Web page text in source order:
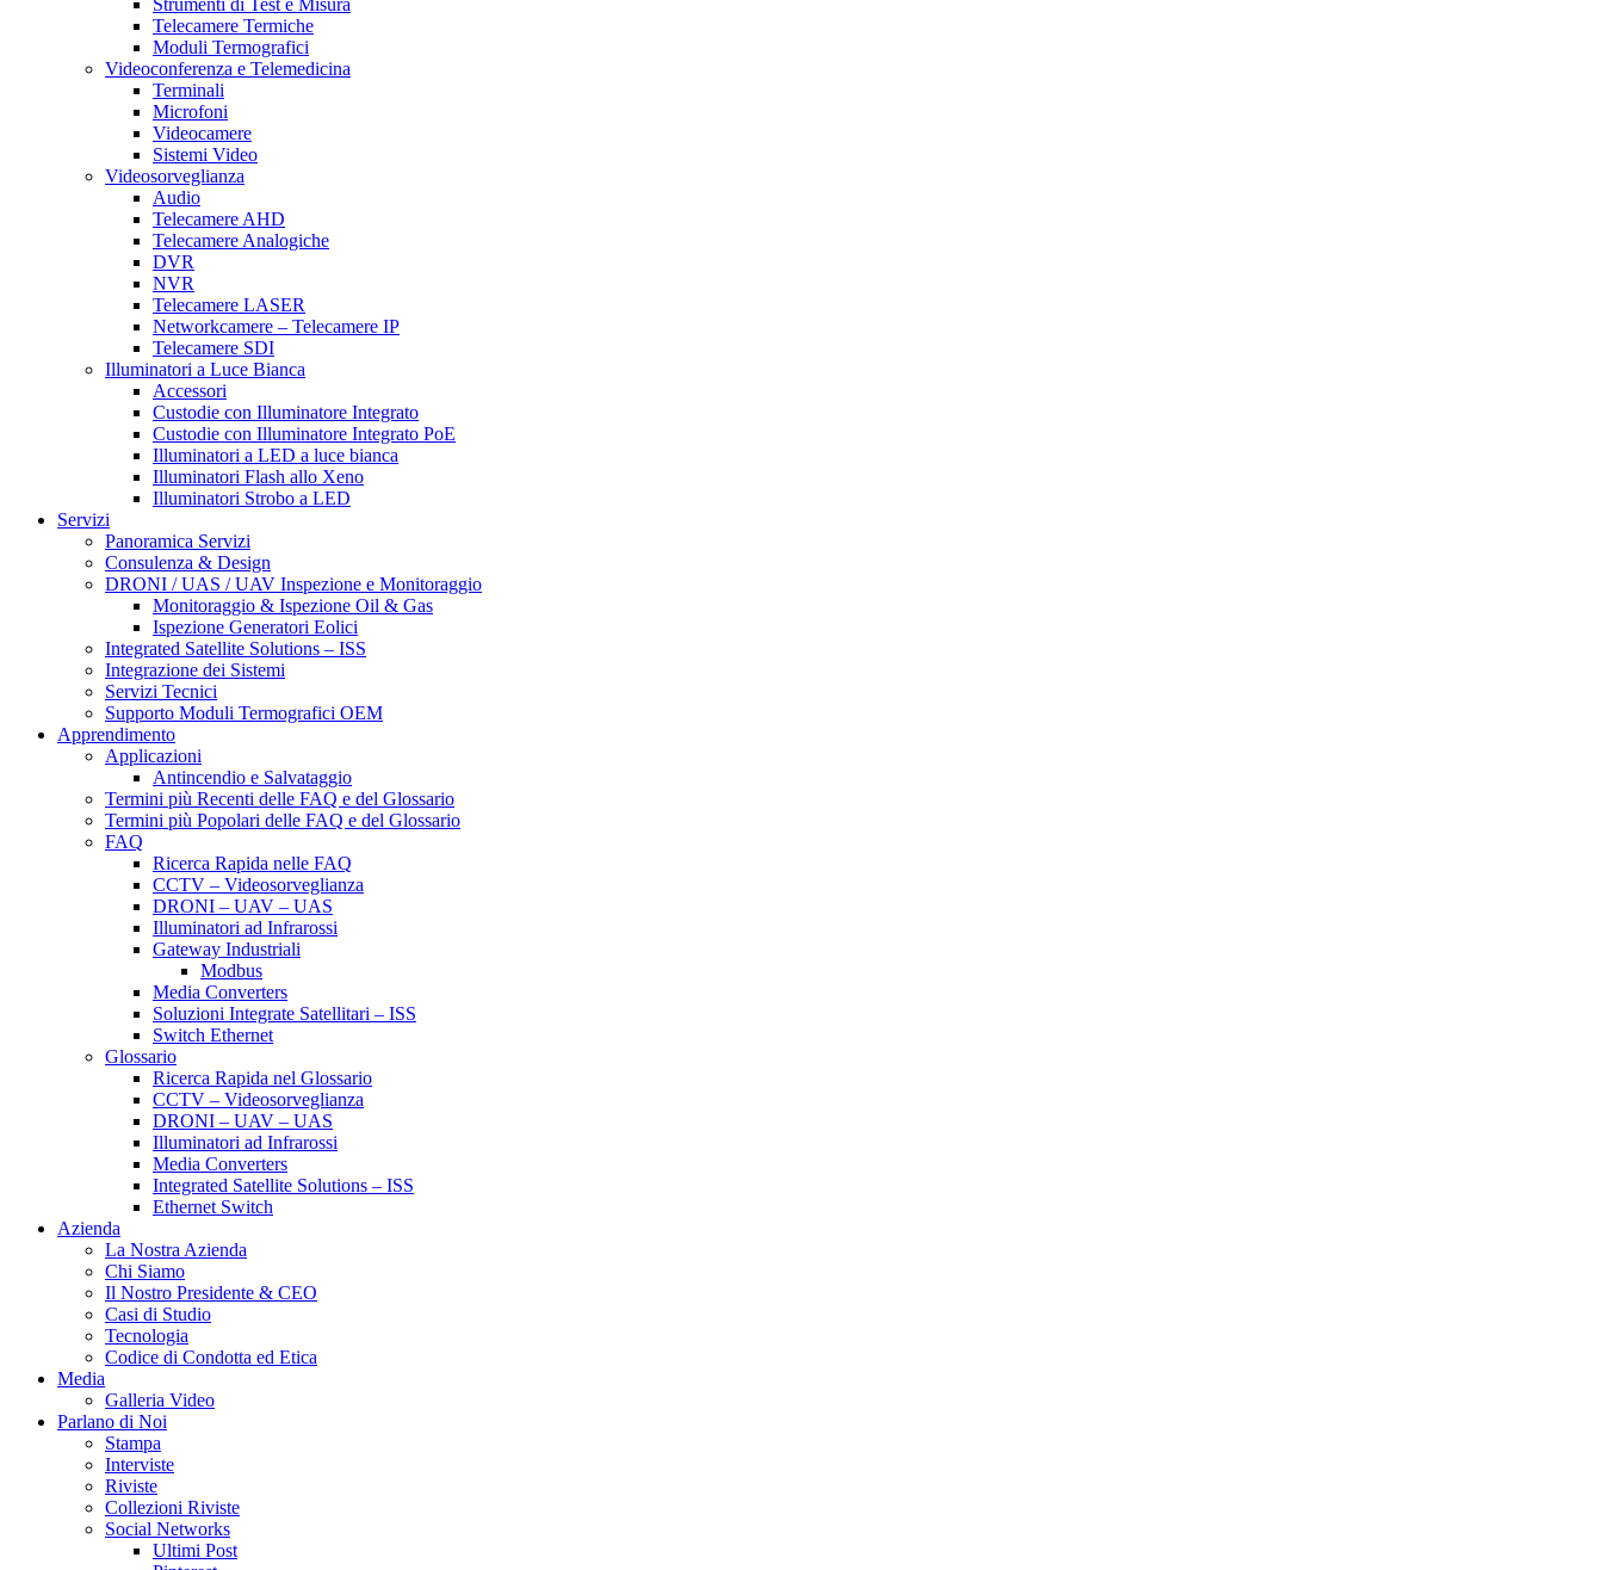
Strumenti di Test e Misura
Telecamere Termiche
Moduli Termografici
Videoconferenza e Telemedicina
Terminali
Microfoni
Videocamere
Sistemi Video
Videosorveglianza
Audio
Telecamere AHD
Telecamere Analogiche
DVR
NVR
Telecamere LASER
Networkcamere – Telecamere IP
Telecamere SDI
Illuminatori a Luce Bianca
Accessori
Custodie con Illuminatore Integrato
Custodie con Illuminatore Integrato PoE
Illuminatori a LED a luce bianca
Illuminatori Flash allo Xeno
Illuminatori Strobo a LED
Servizi
Panoramica Servizi
Consulenza & Design
DRONI / UAS / UAV Inspezione e Monitoraggio
Monitoraggio & Ispezione Oil & Gas
Ispezione Generatori Eolici
Integrated Satellite Solutions – ISS
Integrazione dei Sistemi
Servizi Tecnici
Supporto Moduli Termografici OEM
Apprendimento
Applicazioni
Antincendio e Salvataggio
Termini più Recenti delle FAQ e del Glossario
Termini più Popolari delle FAQ e del Glossario
FAQ
Ricerca Rapida nelle FAQ
CCTV – Videosorveglianza
DRONI – UAV – UAS
Illuminatori ad Infrarossi
Gateway Industriali
Modbus
Media Converters
Soluzioni Integrate Satellitari – ISS
Switch Ethernet
Glossario
Ricerca Rapida nel Glossario
CCTV – Videosorveglianza
DRONI – UAV – UAS
Illuminatori ad Infrarossi
Media Converters
Integrated Satellite Solutions – ISS
Ethernet Switch
Azienda
La Nostra Azienda
Chi Siamo
Il Nostro Presidente & CEO
Casi di Studio
Tecnologia
Codice di Condotta ed Etica
Media
Galleria Video
Parlano di Noi
Stampa
Interviste
Riviste
Collezioni Riviste
Social Networks
Ultimi Post